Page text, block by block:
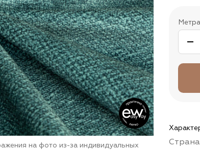
на фото из-за индивидуальных